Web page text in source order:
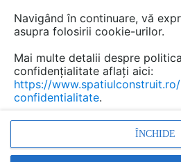
Tip documentatie: Catalog, brosura
Navigând în continuare, vă
asupra folosirii cookie-urilor.
Mai multe detalii despre
confidențialitate aflați aici:
https://
confidentialitate.
ÎNCHIDE